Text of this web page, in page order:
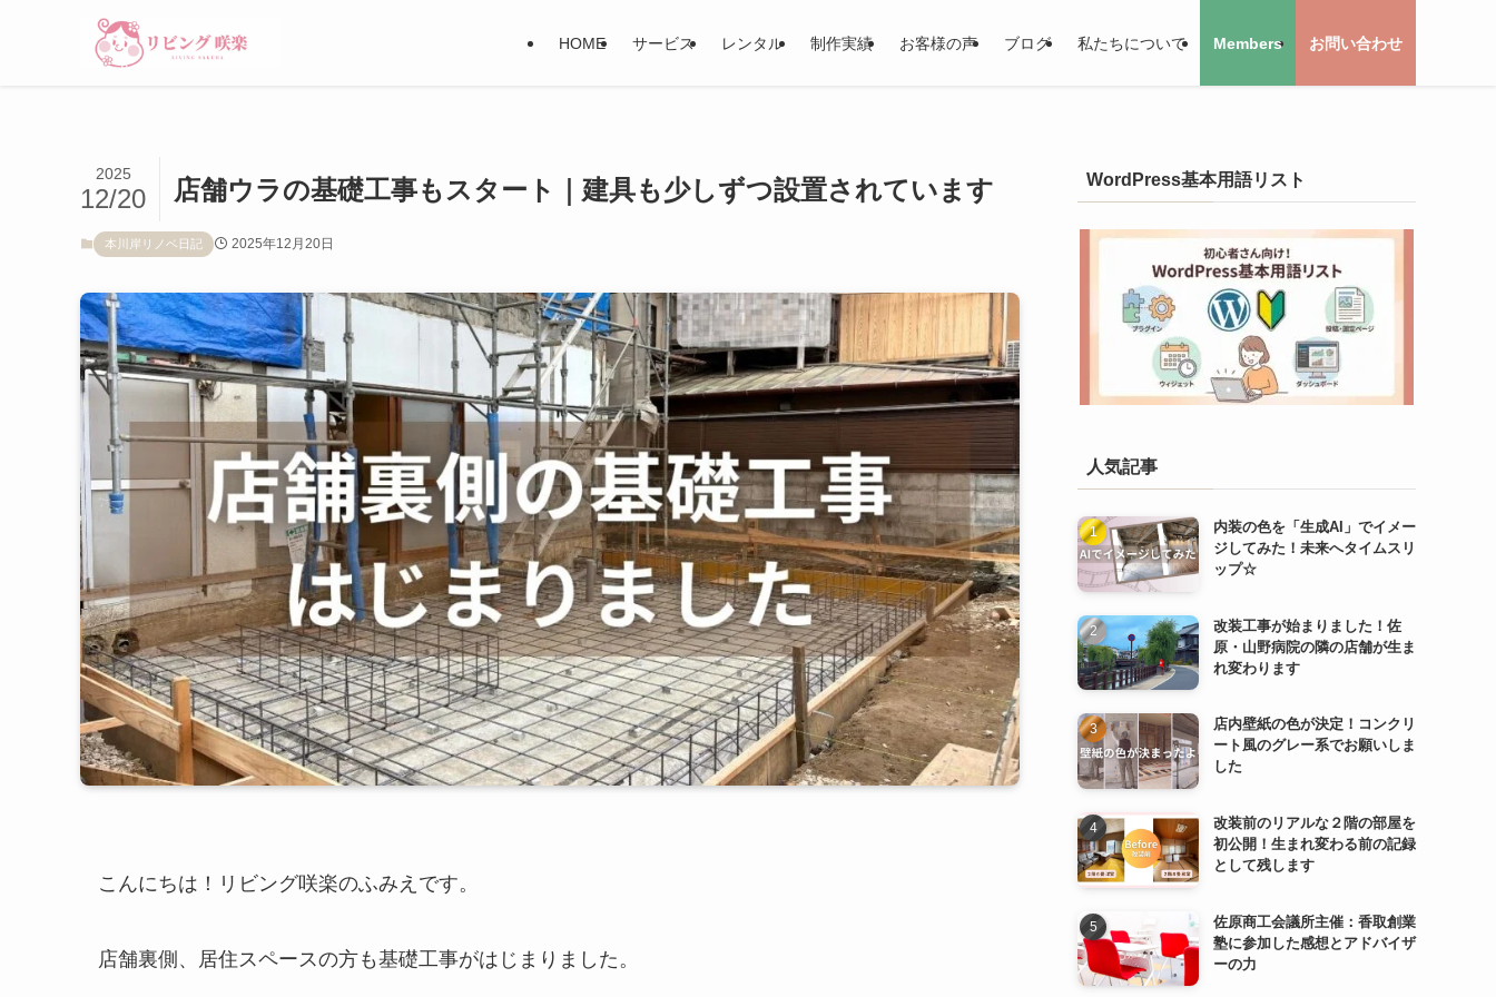
HOME サービス レンタル 制作実績 お客様の声 ブログ 私たちについて Members お問い合わせ
店舗ウラの基礎工事もスタート｜建具も少しずつ設置されています
2025
12/20
本川岸リノベ日記 2025年12月20日
こんにちは！リビング咲楽のふみえです。
店舗裏側、居住スペースの方も基礎工事がはじまりました。
WordPress基本用語リスト
人気記事
内装の色を「生成AI」でイメー
ジしてみた！未来へタイムスリ
ップ☆
改装工事が始まりました！佐
原・山野病院の隣の店舗が生ま
れ変わります
店内壁紙の色が決定！コンクリ
ート風のグレー系でお願いしま
した
改装前のリアルな２階の部屋を
初公開！生まれ変わる前の記録
として残します
佐原商工会議所主催：香取創業
塾に参加した感想とアドバイザ
ーの力